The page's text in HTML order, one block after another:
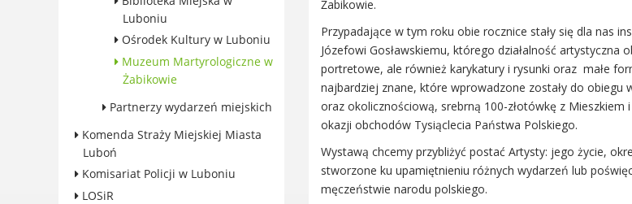
Karty honorowane w Luboniu
Duża Rodzina
Konsultacje społeczne i
ewaluacje
Luboński Budżet Obywatelski
Konkursy miejskie
Fundusze UE i krajowe
GKRPA/Centrum Wsparcia i
Pomocy Rodzinie
BEZPIECZEŃSTWO
Żabikowie.
Przypadające w tym roku obie rocznice stały się dla nas
Józefowi Gosławskiemu, którego działalność artystyczna
portretowe, ale również karykatury i rysunki oraz małe
najbardziej znane, które wprowadzone zostały do obiegu
oraz okolicznościową, srebrną 100-złotówkę z
okazji obchodów Tysiąclecia Państwa Polskiego.
Wystawą chcemy przybliżyć postać Artysty: jego życie,
stworzone ku upamiętnieniu różnych wydarzeń lub
męczeństwie narodu polskiego.
Luboniu
Ośrodek Kultury w Luboniu
Muzeum Martyrologiczne w
Żabikowie
Partnerzy wydarzeń miejskich
Komenda Straży Miejskiej Miasta
Luboń
Komisariat Policji w Luboniu
LOSiR